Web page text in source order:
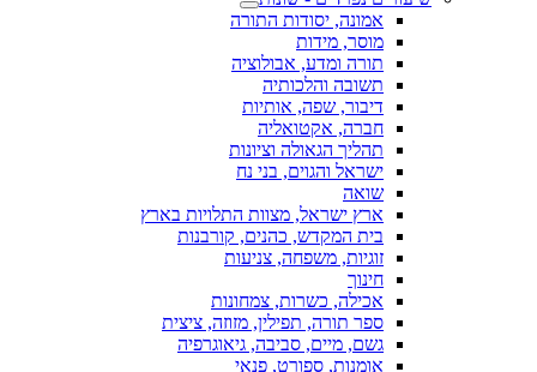
אמונה, יסודות התורה
מוסר, מידות
תורה ומדע, אבולוציה
תשובה והלכותיה
דיבור, שפה, אותיות
חברה, אקטואליה
תהליך הגאולה וציונות
ישראל והגוים, בני נח
שואה
ארץ ישראל, מצוות התלויות בארץ
בית המקדש, כהנים, קורבנות
זוגיות, משפחה, צניעות
חינוך
אכילה, כשרות, צמחונות
ספר תורה, תפילין, מזוזה, ציצית
גשם, מיים, סביבה, גיאוגרפיה
אומנות, ספורט, פנאי